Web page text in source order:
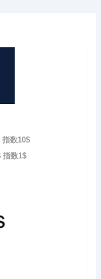
指数10$
指数1$